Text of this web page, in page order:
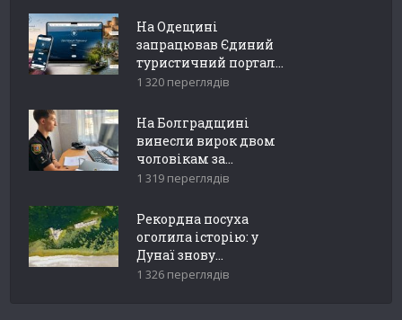
На Одещині
запрацював Єдиний
туристичний портал...
1 320 переглядів
На Болградщині
винесли вирок двом
чоловікам за...
1 319 переглядів
Рекордна посуха
оголила історію: у
Дунаї знову...
1 326 переглядів